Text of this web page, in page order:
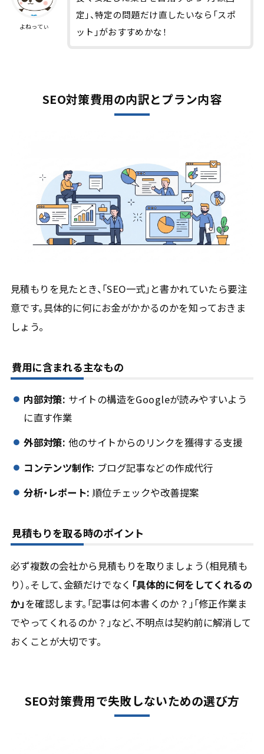
よねってぃ
定」、特定の問題だけ直したいなら「スポ
ット」がおすすめかな！
SEO対策費用の内訳とプラン内容
見積もりを見たとき、「SEO一式」と書かれていたら要注
意です。具体的に何にお金がかかるのかを知っておきま
しょう。
費用に含まれる主なもの
内部対策: サイトの構造をGoogleが読みやすいよう
に直す作業
外部対策: 他のサイトからのリンクを獲得する支援
コンテンツ制作: ブログ記事などの作成代行
分析・レポート: 順位チェックや改善提案
見積もりを取る時のポイント
必ず複数の会社から見積もりを取りましょう（相見積も
り）。そして、金額だけでなく 「具体的に何をしてくれるの
か」を確認します。「記事は何本書くのか？」「修正作業ま
でやってくれるのか？」など、不明点は契約前に解消して
おくことが大切です。
SEO対策費用で失敗しないための選び方